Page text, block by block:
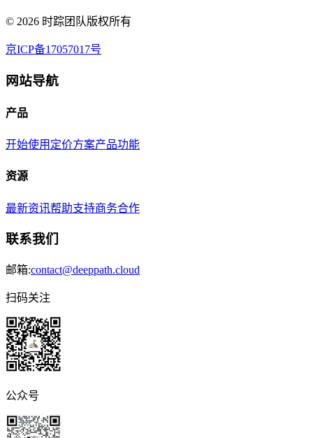
© 2026 时踪团队版权所有
京ICP备17057017号
网站导航
产品
开始使用 定价方案产品功能
资源
最新资讯帮助支持商务合作
联系我们
邮箱:contact@deeppath.cloud
扫码关注
公众号